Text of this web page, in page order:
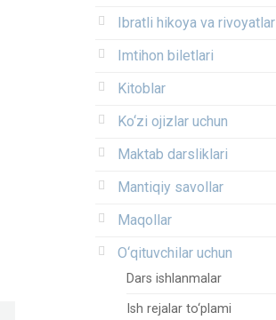
Ibratli hikoya va rivoyatlar
Imtihon biletlari
Kitoblar
Ko‘zi ojizlar uchun
Maktab darsliklari
Mantiqiy savollar
Maqollar
O‘qituvchilar uchun
Dars ishlanmalar
Ish rejalar to‘plami